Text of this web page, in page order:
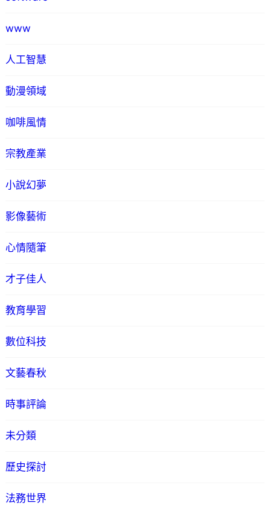
www
人工智慧
動漫領域
咖啡風情
宗教產業
小說幻夢
影像藝術
心情隨筆
才子佳人
教育學習
數位科技
文藝春秋
時事評論
未分類
歷史探討
法務世界